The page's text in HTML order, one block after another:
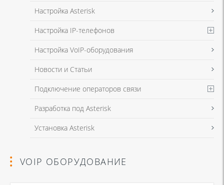
Настройка Asterisk
Настройка IP-телефонов
Настройка VoIP-оборудования
Новости и Статьи
Подключение операторов связи
Разработка под Asterisk
Установка Asterisk
VOIP ОБОРУДОВАНИЕ